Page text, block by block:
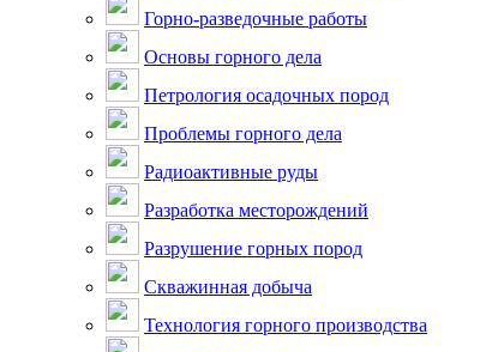
Горно-разведочные работы
Основы горного дела
Петрология осадочных пород
Проблемы горного дела
Радиоактивные руды
Разработка месторождений
Разрушение горных пород
Скважинная добыча
Технология горного производства